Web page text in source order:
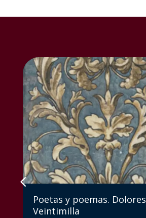
Poetas y poemas. Dolores
Veintimilla